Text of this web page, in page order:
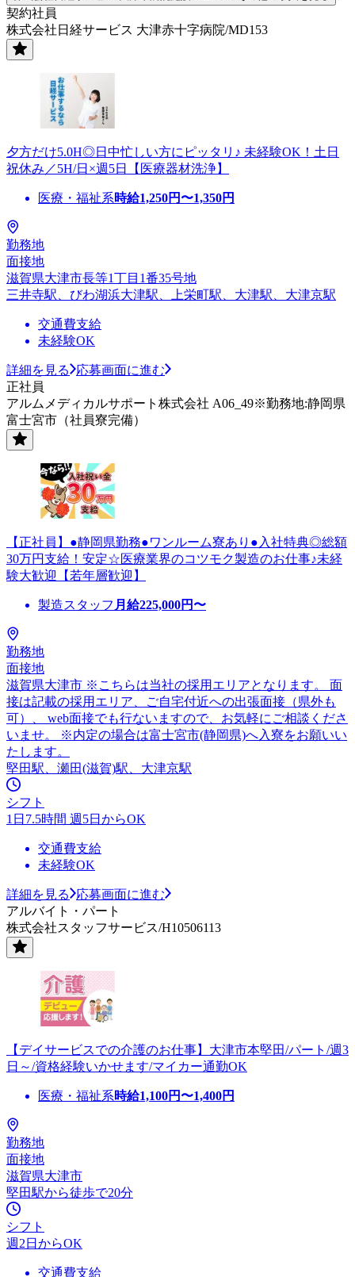
契約社員
株式会社日経サービス 大津赤十字病院/MD153
夕方だけ5.0H◎日中忙しい方にピッタリ♪ 未経験OK！土日
祝休み／5H/日×週5日【医療器材洗浄】
医療・福祉系時給1,250円〜1,350円
勤務地
面接地
滋賀県大津市長等1丁目1番35号地
三井寺駅、びわ湖浜大津駅、上栄町駅、大津駅、大津京駅
交通費支給
未経験OK
詳細を見る
応募画面に進む
正社員
アルムメディカルサポート株式会社 A06_49※勤務地:静岡県
富士宮市（社員寮完備）
【正社員】●静岡県勤務●ワンルーム寮あり●入社特典◎総額
30万円支給！安定☆医療業界のコツモク製造のお仕事♪未経
験大歓迎【若年層歓迎】
製造スタッフ 月給225,000円〜
勤務地
面接地
滋賀県大津市 ※こちらは当社の採用エリアとなります。 面
接は記載の採用エリア、ご自宅付近への出張面接（県外も
可）、 web面接でも行ないますので、お気軽にご相談くださ
いませ。 ※内定の場合は富士宮市(静岡県)へ入寮をお願いい
たします。
堅田駅、瀬田(滋賀)駅、大津京駅
シフト
1日7.5時間 週5日からOK
交通費支給
未経験OK
詳細を見る
応募画面に進む
アルバイト・パート
株式会社スタッフサービス/H10506113
【デイサービスでの介護のお仕事】大津市本堅田/パート/週3
日～/資格経験いかせます/マイカー通勤OK
医療・福祉系時給1,100円〜1,400円
勤務地
面接地
滋賀県大津市
堅田駅から徒歩で20分
シフト
週2日からOK
交通費支給